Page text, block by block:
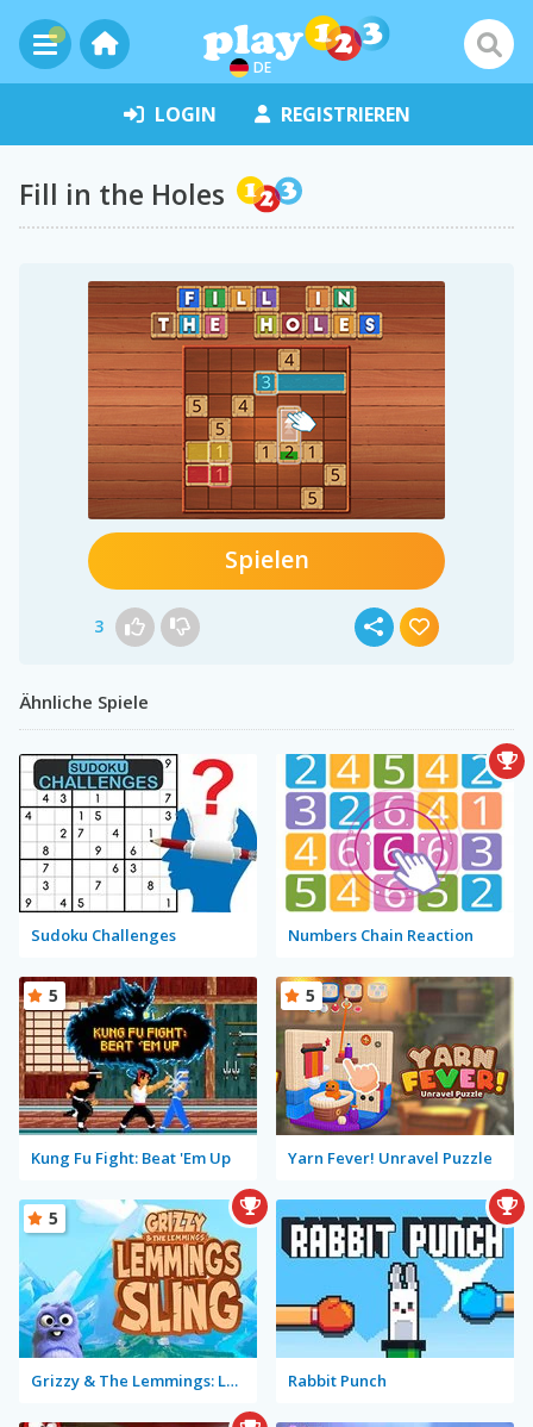
DE
LOGIN REGISTRIEREN
Fill in the Holes
Spielen
3
Ähnliche Spiele
Sudoku Challenges Numbers Chain Reaction
Kung Fu Fight: Beat 'Em Up
5
Yarn Fever! Unravel Puzzle
5
Grizzy & The Lemmings: Lemmings Sling
5
Rabbit Punch